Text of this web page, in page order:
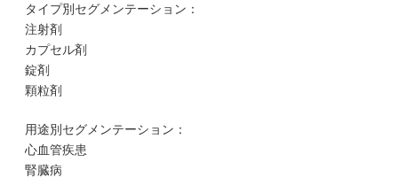
タイプ別セグメンテーション：
注射剤
カプセル剤
錠剤
顆粒剤
用途別セグメンテーション：
心血管疾患
腎臓病